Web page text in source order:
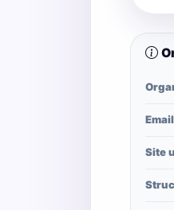
Email
Site